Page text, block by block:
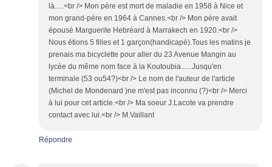
là.....<br /> Mon père est mort de maladie en 1958 à Nice et
mon grand-père en 1964 à Cannes.<br /> Mon père avait
épousé Marguerite Hebréard à Marrakech en 1920.<br />
Nous étions 5 filles et 1 garçon(handicapé).Tous les matins je
prenais ma bicyclette pour aller du 23 Avenue Mangin au
lycèe du même nom face à la Koutoubia......Jusqu'en
terminale (53 ou54?)<br /> Le nom de l'auteur de l'article
(Michel de Mondenard )ne m'est pas inconnu (?)<br /> Merci
à lui pour cet article.<br /> Ma soeur J.Lacote va prendre
contact avec lui.<br /> M.Vaillant
Répondre